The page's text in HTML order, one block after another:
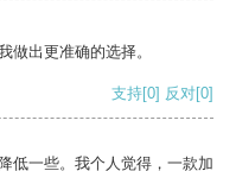
做出更准确的选择。
支持[0] 反对[0]
低一些。我个人觉得，一款加